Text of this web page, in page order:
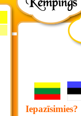
Iepazīsimies?